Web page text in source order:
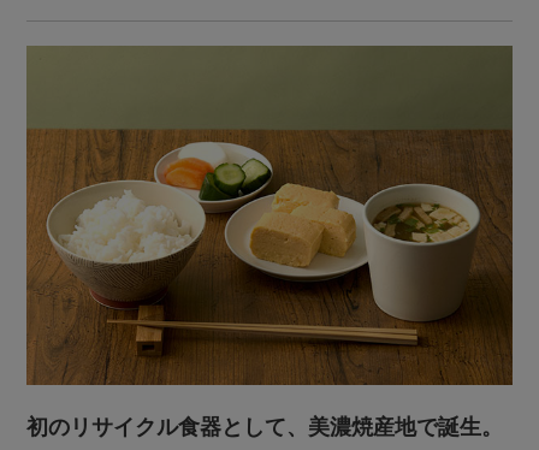
初のリサイクル食器として、美濃焼産地で誕生。